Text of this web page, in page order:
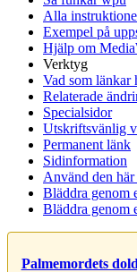
Alla
Exempel på
Hjälp om
Verktyg
Vad som länkar
Relaterade
Specialsidor
Utskriftsvänlig
Permanent länk
Sidinformation
Använd den
Bläddra genom
Bläddra genom
Palmemordets